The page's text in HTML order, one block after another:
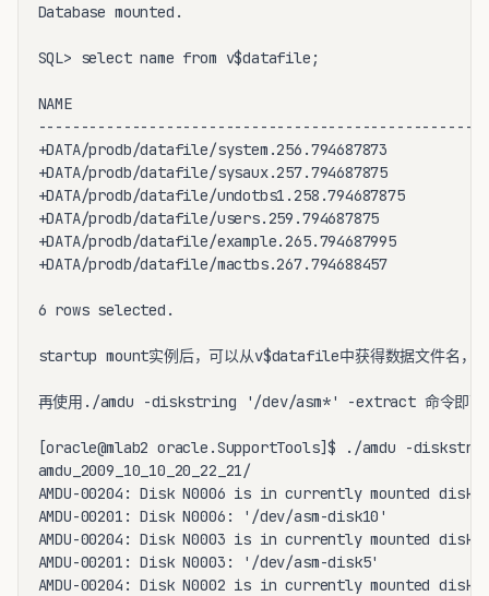
Database mounted.
SQL> select name from v$datafile;
NAME
+DATA/prodb/datafile/system.256.794687873
+DATA/prodb/datafile/sysaux.257.794687875
+DATA/prodb/datafile/undotbs1.258.794687875
+DATA/prodb/datafile/users.259.794687875
+DATA/prodb/datafile/example.265.794687995
+DATA/prodb/datafile/mactbs.267.794688457
6 rows selected.
startup mount实例后，可以从v$datafile中获得数据文件名，其中
再使用./amdu -diskstring '/dev/asm*' -extract 命令即可
[oracle@mlab2 oracle.SupportTools]$ ./amdu -
amdu_2009_10_10_20_22_21/
AMDU-00204: Disk N0006 is in currently mounted
AMDU-00201: Disk N0006: '/dev/asm-disk10'
AMDU-00204: Disk N0003 is in currently mounted
AMDU-00201: Disk N0003: '/dev/asm-disk5'
AMDU-00204: Disk N0002 is in currently mounted